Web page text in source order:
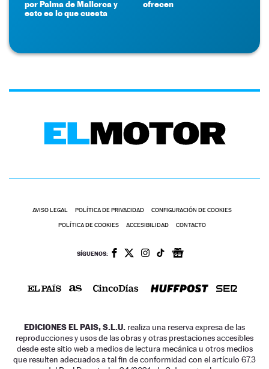
por Palma de Mallorca y
esto es lo que cuesta
ofrecen
AVISO LEGAL POLÍTICA DE PRIVACIDAD CONFIGURACIÓN DE COOKIES
POLÍTICA DE COOKIES ACCESIBILIDAD CONTACTO
SÍGUENOS:
EDICIONES EL PAIS, S.L.U. realiza una reserva expresa de las
reproducciones y usos de las obras y otras prestaciones accesibles
desde este sitio web a medios de lectura mecánica u otros medios
que resulten adecuados a tal fin de conformidad con el artículo 67.3